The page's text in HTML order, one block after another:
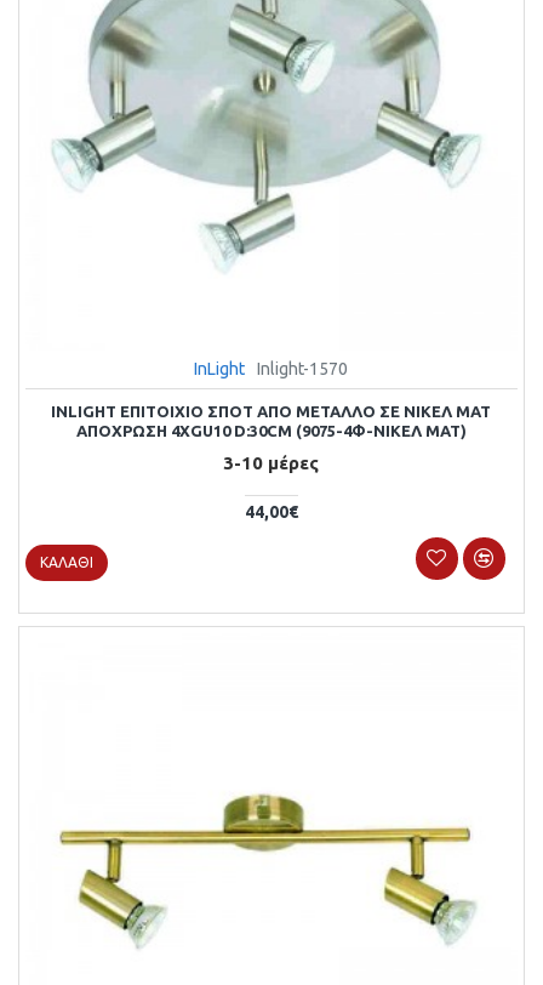
InLight Inlight-1570
INLIGHT ΕΠΙΤΟΊΧΙΟ ΣΠΟΤ ΑΠΌ ΜΈΤΑΛΛΟ ΣΕ ΝΊΚΕΛ ΜΑΤ
ΑΠΌΧΡΩΣΗ 4XGU10 D:30CM (9075-4Φ-ΝΊΚΕΛ ΜΑΤ)
3-10 μέρες
44,00€
ΚΑΛΆΘΙ